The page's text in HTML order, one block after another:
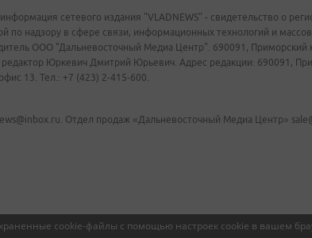
cookie-файлы с помощью настроек cookie в вашем
сетевого издания "VLADNEWS" - свидетельство о
по надзору в сфере связи, информационных технологий и
ООО "Дальневосточный Медиа Центр". 690091, Приморский
Юркевич Дмитрий Юрьевич. Адрес редакции: 690091,
13. Тел.: +7 (423) 2-415-600.
Отдел продаж «Дальневосточный Медиа Центр»